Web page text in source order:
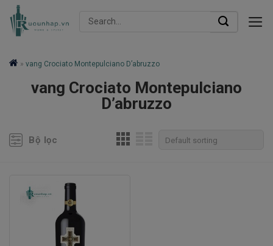
Skip
Search
» vang Crociato Montepulciano D’abruzzo
vang Crociato Montepulciano
D’abruzzo
Bộ lọc